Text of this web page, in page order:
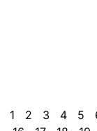
1 2 3 4 5